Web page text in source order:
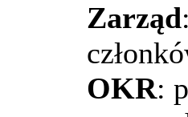
Zarząd
OKR: